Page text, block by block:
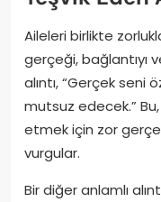
Aileleri birlikte
gerçeği, bağlantıyı
alıntı, “Gerçek seni
mutsuz edecek.”
etmek için zor
vurgular.
Bir diğer anlamlı